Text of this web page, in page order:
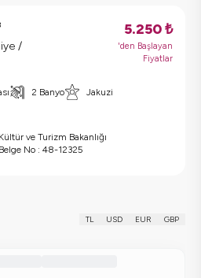
/
5.250₺
'den Başlayan
Fiyatlar
2 Banyo
Jakuzi
Kültür ve Turizm Bakanlığı
Belge No : 48-12325
TL USD EUR GBP